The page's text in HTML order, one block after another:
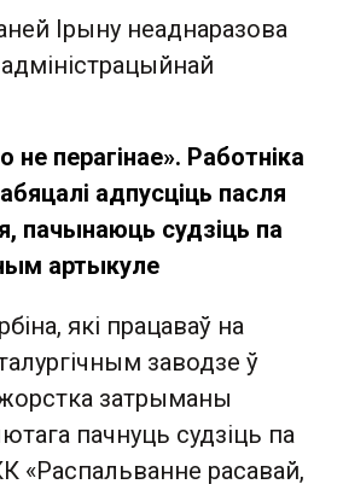
Ірыну неаднаразова
не перагінае». Работніка
адпусціць пасля
пачынаюць судзіць па
артыкуле
які працаваў на
заводзе ў
затрыманы
пачнуць судзіць па
«Распальванне расавай,